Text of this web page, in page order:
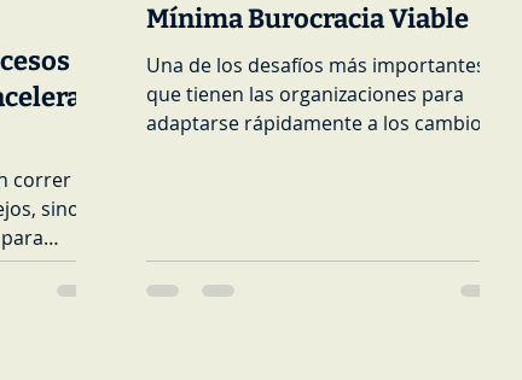
correr
sino
Mínima Burocracia Viable
Una de los desafíos más importantes
que tienen las organizaciones para
adaptarse rápidamente a los cambios